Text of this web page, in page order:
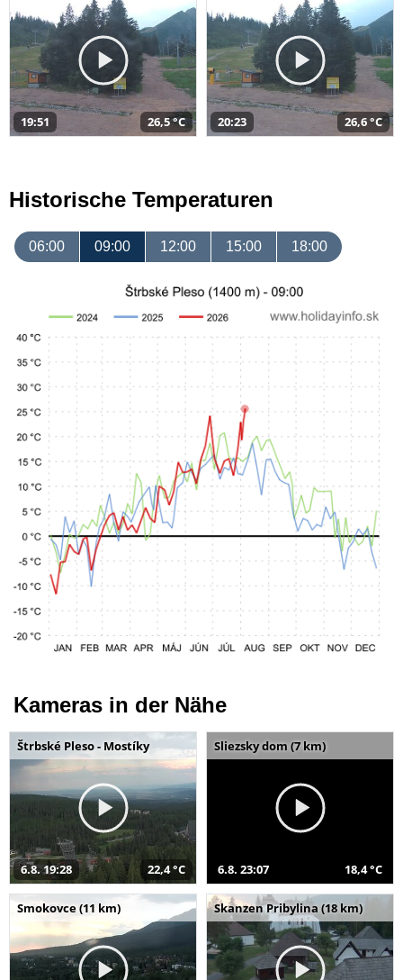
19:51 26,5 °C 20:23 26,6 °C
Historische Temperaturen
06:00 09:00 12:00 15:00 18:00
Kameras in der Nähe
Štrbské Pleso - Mostíky
6.8. 19:28 22,4 °C
Sliezsky dom (7 km)
6.8. 23:07 18,4 °C
Smokovce (11 km) Skanzen Pribylina (18 km)